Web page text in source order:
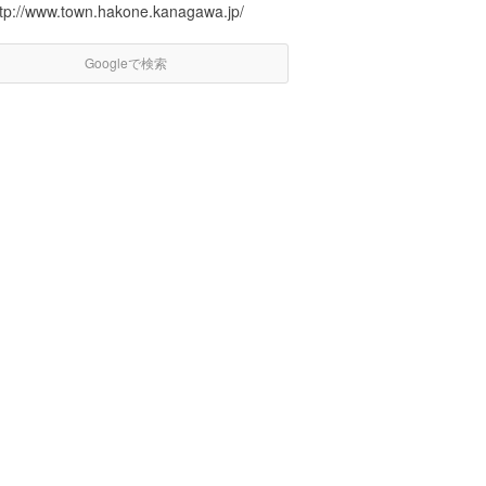
www.town.hakone.kanagawa.jp/
Googleで検索